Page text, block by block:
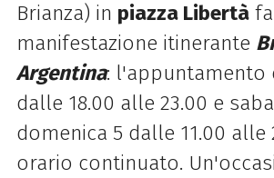
Brianza) in piazza Libertàfa
manifestazione itinerante
Argentina: l'appuntamento
dalle 18.00 alle 23.00 e
domenica 5 dalle 11.00 alle
orario continuato.